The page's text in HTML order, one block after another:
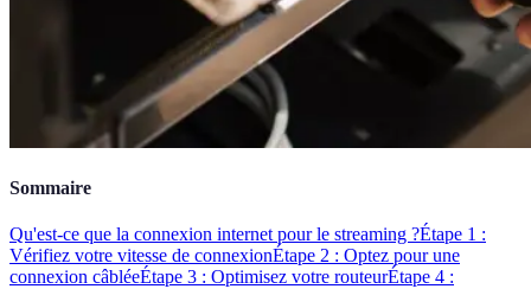
Sommaire
Qu'est-ce que la connexion internet pour le streaming ?Étape 1 :
Vérifiez votre vitesse de connexionÉtape 2 : Optez pour une
connexion câbléeÉtape 3 : Optimisez votre routeurÉtape 4 :